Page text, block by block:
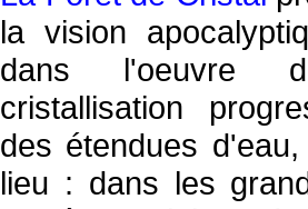
la vision
dans l'oeuvre
cristallisation
des étendues
lieu : dans les